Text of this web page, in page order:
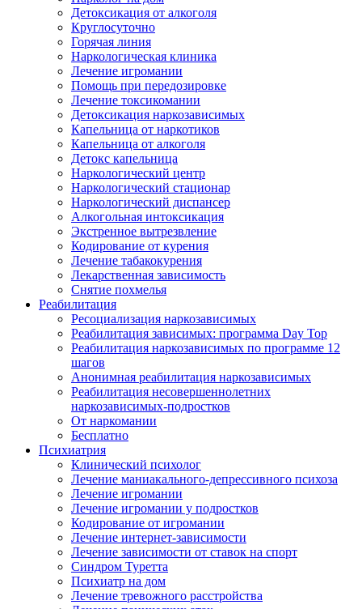
Детоксикация от алкоголя
Круглосуточно
Горячая линия
Наркологическая клиника
Лечение игромании
Помощь при передозировке
Лечение токсикомании
Детоксикация наркозависимых
Капельница от наркотиков
Капельница от алкоголя
Детокс капельница
Наркологический центр
Наркологический стационар
Наркологический диспансер
Алкогольная интоксикация
Экстренное вытрезвление
Кодирование от курения
Лечение табакокурения
Лекарственная зависимость
Снятие похмелья
Реабилитация
Ресоциализация наркозависимых
Реабилитация зависимых: программа Day Top
Реабилитация наркозависимых по программе 12
шагов
Анонимная реабилитация наркозависимых
Реабилитация несовершеннолетних
наркозависимых-подростков
От наркомании
Бесплатно
Психиатрия
Клинический психолог
Лечение маниакального-депрессивного психоза
Лечение игромании
Лечение игромании у подростков
Кодирование от игромании
Лечение интернет-зависимости
Лечение зависимости от ставок на спорт
Синдром Туретта
Психиатр на дом
Лечение тревожного расстройства